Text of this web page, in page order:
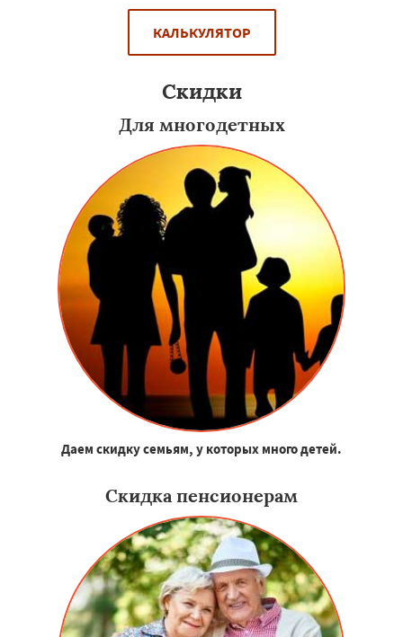
КАЛЬКУЛЯТОР
Скидки
Для многодетных
Даем скидку семьям, у которых много детей.
Скидка пенсионерам